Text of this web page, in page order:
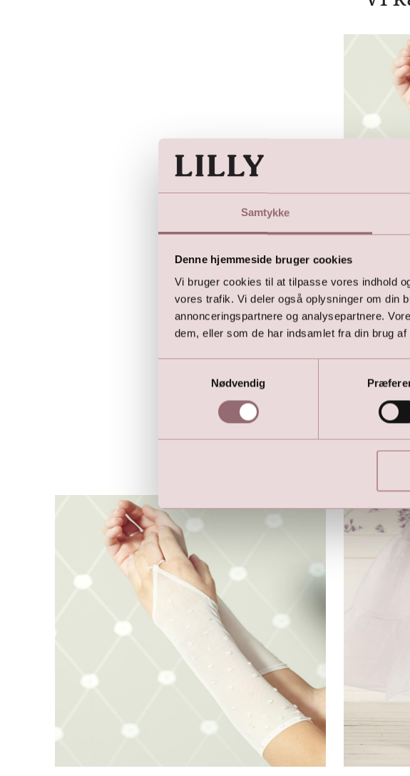
Samtykke
Denne hjemmeside bruger cookies
Vi bruger cookies til at tilpasse vores indhold
vores trafik. Vi deler også oplysninger om din
annonceringspartnere og analysepartnere.
dem, eller som de har indsamlet fra din brug af
Nødvendig
Handsker
149,00 DKK